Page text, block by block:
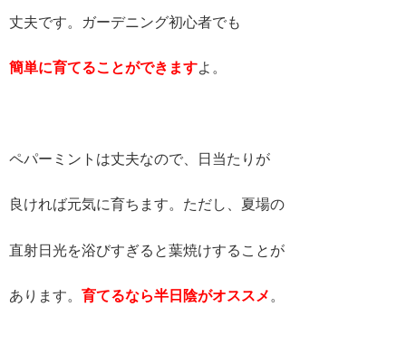
丈夫です。ガーデニング初心者でも
簡単に育てることができますよ。
ペパーミントは丈夫なので、日当たりが
良ければ元気に育ちます。ただし、夏場の
直射日光を浴びすぎると葉焼けすることが
あります。 育てるなら半日陰がオススメ 。